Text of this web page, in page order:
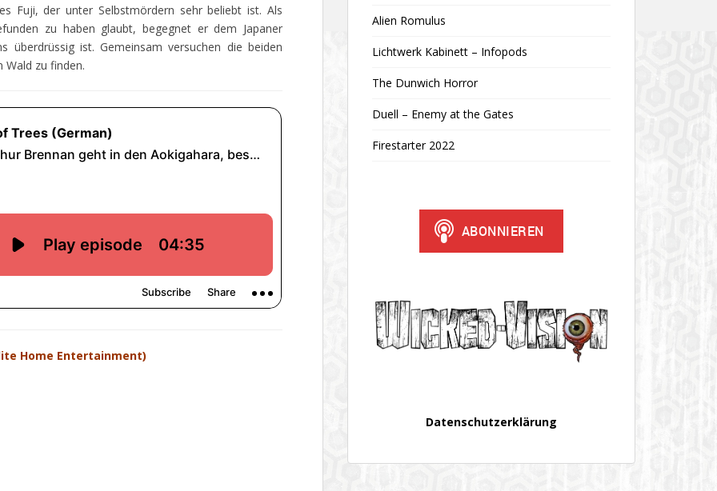
Fuji, der unter Selbstmördern sehr beliebt ist. Als
zu haben glaubt, begegnet er dem Japaner
überdrüssig ist. Gemeinsam versuchen die beiden
Wald zu finden.
Home Entertainment)
Alien Romulus
Lichtwerk Kabinett – Infopods
The Dunwich Horror
Duell – Enemy at the Gates
Firestarter 2022
Datenschutzerklärung